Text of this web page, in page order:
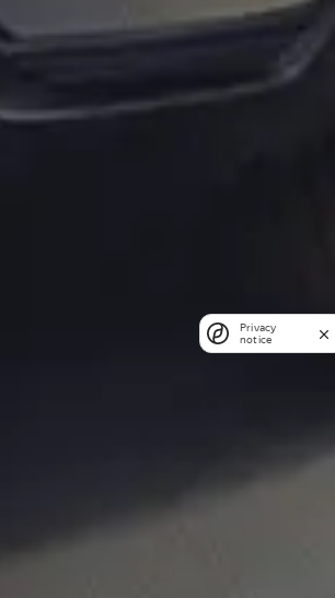
Privacy
notice